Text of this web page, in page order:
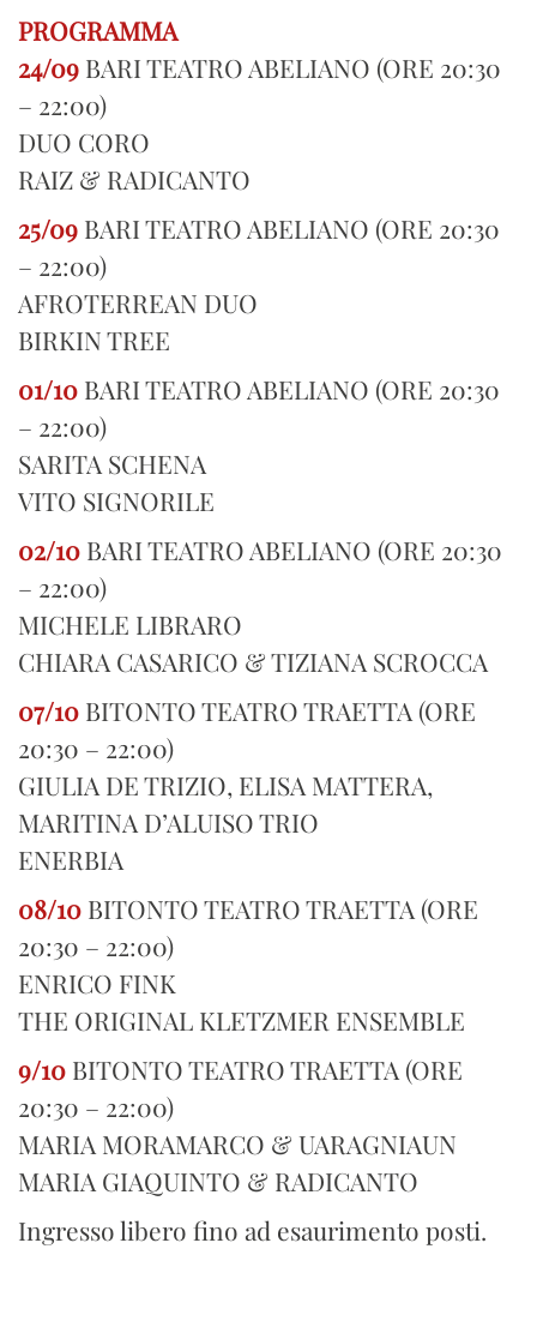
PROGRAMMA
24/09 BARI TEATRO ABELIANO (ORE 20:30
– 22:00)
DUO CORO
RAIZ & RADICANTO
25/09 BARI TEATRO ABELIANO (ORE 20:30
– 22:00)
AFROTERREAN DUO
BIRKIN TREE
01/10 BARI TEATRO ABELIANO (ORE 20:30
– 22:00)
SARITA SCHENA
VITO SIGNORILE
02/10 BARI TEATRO ABELIANO (ORE 20:30
– 22:00)
MICHELE LIBRARO
CHIARA CASARICO & TIZIANA SCROCCA
07/10 BITONTO TEATRO TRAETTA (ORE
20:30 – 22:00)
GIULIA DE TRIZIO, ELISA MATTERA,
MARITINA D’ALUISO TRIO
ENERBIA
08/10 BITONTO TEATRO TRAETTA (ORE
20:30 – 22:00)
ENRICO FINK
THE ORIGINAL KLETZMER ENSEMBLE
9/10 BITONTO TEATRO TRAETTA (ORE
20:30 – 22:00)
MARIA MORAMARCO & UARAGNIAUN
MARIA GIAQUINTO & RADICANTO
Ingresso libero fino ad esaurimento posti.